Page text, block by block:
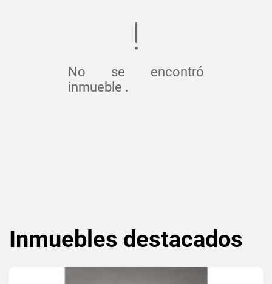
No se encontró
inmueble .
Inmuebles destacados